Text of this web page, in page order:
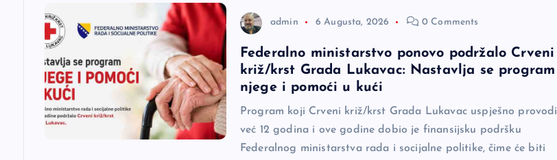
admin 6 Augusta, 2026 0 Comments
Federalno ministarstvo ponovo podržalo Crveni
križ/krst Grada Lukavac: Nastavlja se program
njege i pomoći u kući
Program koji Crveni križ/krst Grada Lukavac uspješno provodi
već 12 godina i ove godine dobio je finansijsku podršku
Federalnog ministarstva rada i socijalne politike, čime će biti